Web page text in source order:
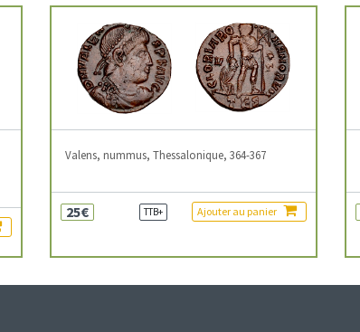
Valens, nummus, Thessalonique, 364-367
25€ TTB+ Ajouter au panier